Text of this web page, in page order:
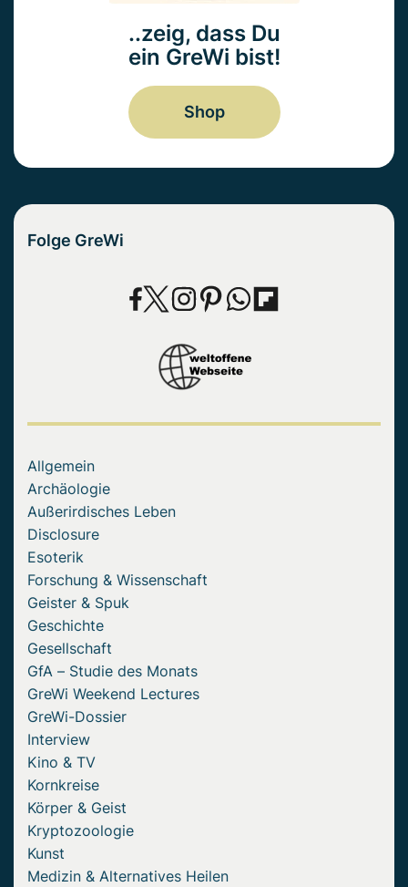
..zeig, dass Du
ein GreWi bist!
Shop
Folge GreWi
Allgemein
Archäologie
Außerirdisches Leben
Disclosure
Esoterik
Forschung & Wissenschaft
Geister & Spuk
Geschichte
Gesellschaft
GfA – Studie des Monats
GreWi Weekend Lectures
GreWi-Dossier
Interview
Kino & TV
Kornkreise
Körper & Geist
Kryptozoologie
Kunst
Medizin & Alternatives Heilen